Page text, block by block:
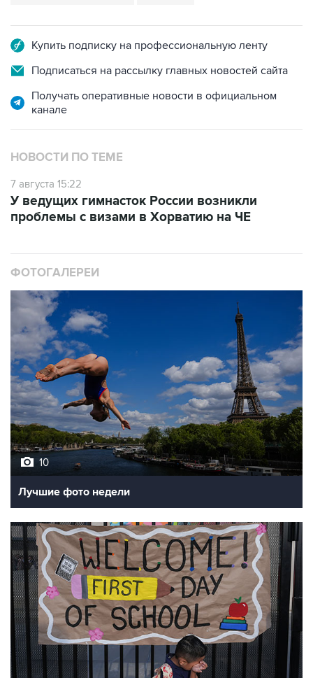
Купить подписку на профессиональную ленту
Подписаться на рассылку главных новостей сайта
Получать оперативные новости в официальном
канале
НОВОСТИ ПО ТЕМЕ
7 августа 15:22
У ведущих гимнасток России возникли
проблемы с визами в Хорватию на ЧЕ
ФОТОГАЛЕРЕИ
10
Лучшие фото недели